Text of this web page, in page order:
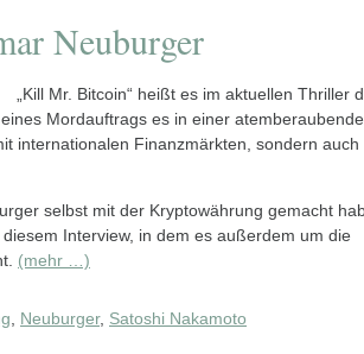
Neuburger
„Kill Mr. Bitcoin“ heißt es im aktuellen Thriller
Mordauftrags es in einer
internationalen Finanzmärkten, sondern auch
selbst mit der Kryptowährung gemacht
Interview, in dem es außerdem um die
(mehr …)
Neuburger, Satoshi Nakamoto